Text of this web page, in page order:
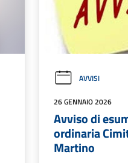
AVVISI
26 GENNAIO 2026
Avviso di
ordinaria
Martino